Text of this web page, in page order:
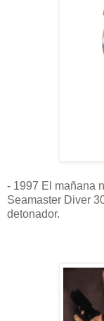
- 1997 El mañana
Seamaster Diver
detonador.